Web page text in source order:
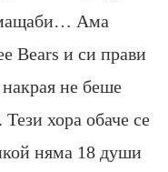
Ама
Вears и си прави
не беше
хора обаче се
няма 18 души